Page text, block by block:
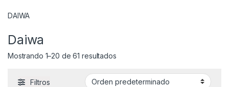
DAIWA
Daiwa
Mostrando 1–20 de 61 resultados
Filtros